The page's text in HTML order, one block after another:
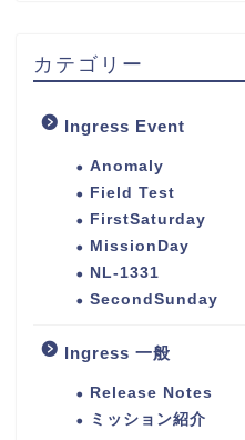
カテゴリー
Ingress Event
Anomaly
Field Test
FirstSaturday
MissionDay
NL-1331
SecondSunday
Ingress 一般
Release Notes
ミッション紹介